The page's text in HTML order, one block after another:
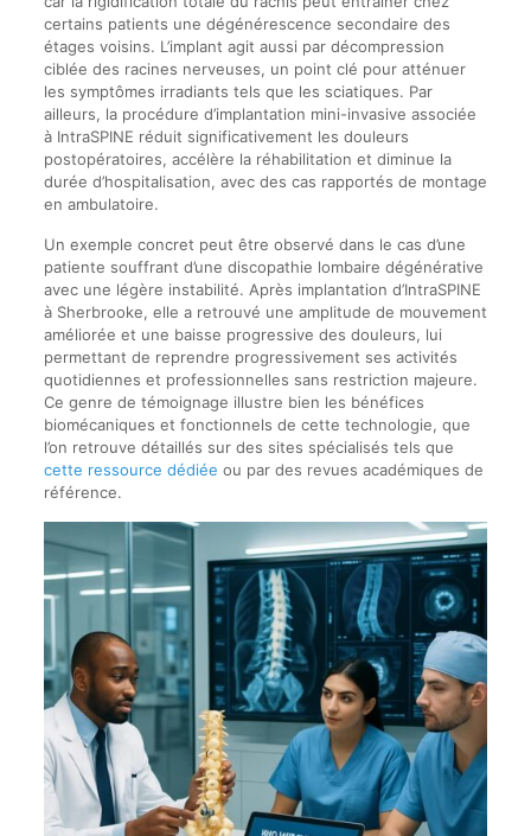
certains patients une dégénérescence secondaire des
étages voisins. L’implant agit aussi par décompression
ciblée des racines nerveuses, un point clé pour atténuer
les symptômes irradiants tels que les sciatiques. Par
ailleurs, la procédure d’implantation mini-invasive associée
à IntraSPINE réduit significativement les douleurs
postopératoires, accélère la réhabilitation et diminue la
durée d’hospitalisation, avec des cas rapportés de montage
en ambulatoire.
Un exemple concret peut être observé dans le cas d’une
patiente souffrant d’une discopathie lombaire dégénérative
avec une légère instabilité. Après implantation d’IntraSPINE
à Sherbrooke, elle a retrouvé une amplitude de mouvement
améliorée et une baisse progressive des douleurs, lui
permettant de reprendre progressivement ses activités
quotidiennes et professionnelles sans restriction majeure.
Ce genre de témoignage illustre bien les bénéfices
biomécaniques et fonctionnels de cette technologie, que
l’on retrouve détaillés sur des sites spécialisés tels que
cette ressource dédiée ou par des revues académiques de
référence.